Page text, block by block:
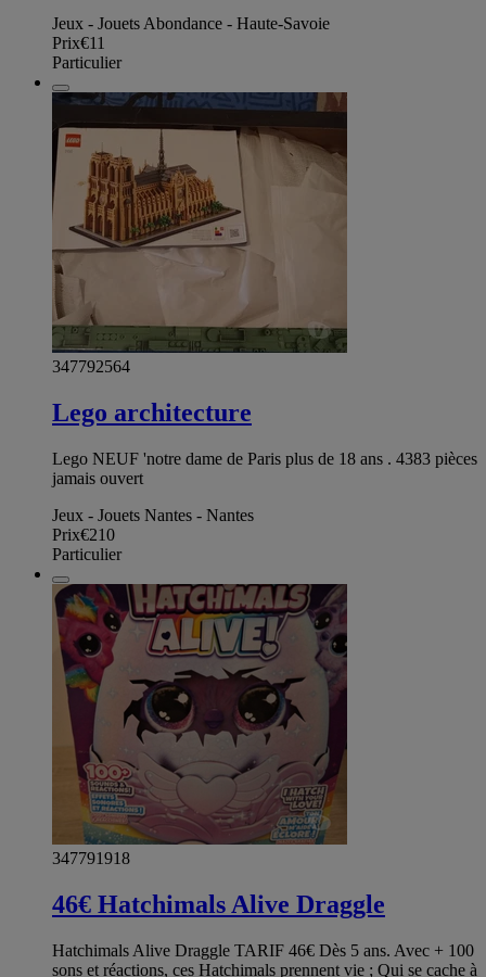
Jeux - Jouets Abondance - Haute-Savoie
Prix€11
Particulier
347792564
Lego architecture
Lego NEUF 'notre dame de Paris plus de 18 ans . 4383 pièces
jamais ouvert
Jeux - Jouets Nantes - Nantes
Prix€210
Particulier
347791918
46€ Hatchimals Alive Draggle
Hatchimals Alive Draggle TARIF 46€ Dès 5 ans. Avec + 100
sons et réactions, ces Hatchimals prennent vie ; Qui se cache à